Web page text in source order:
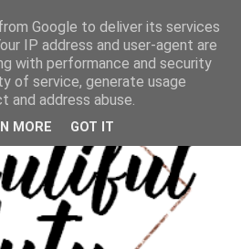
Google to deliver its services
IP address and user-agent are
with performance and security
of service, generate usage
address abuse.
MORE GOT IT